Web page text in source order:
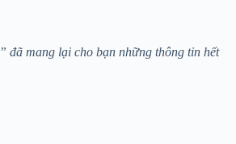
” đã mang lại cho bạn những thông tin hết